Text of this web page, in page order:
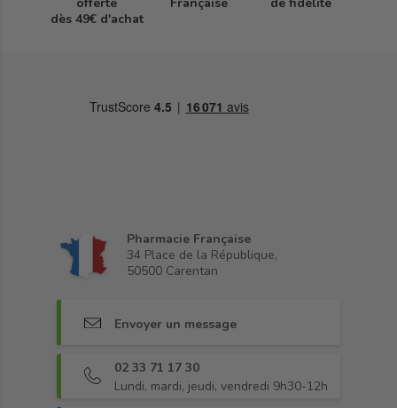
dès 49€ d'achat
Pharmacie Française
34 Place de la République,
50500 Carentan
Envoyer un message
02 33 71 17 30
Lundi, mardi, jeudi, vendredi 9h30-12h